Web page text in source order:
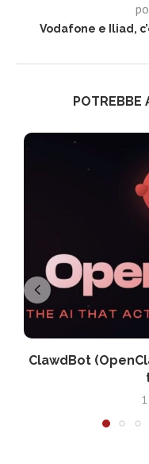
Vodafone e Iliad,
POTREBBE
ClawdBot